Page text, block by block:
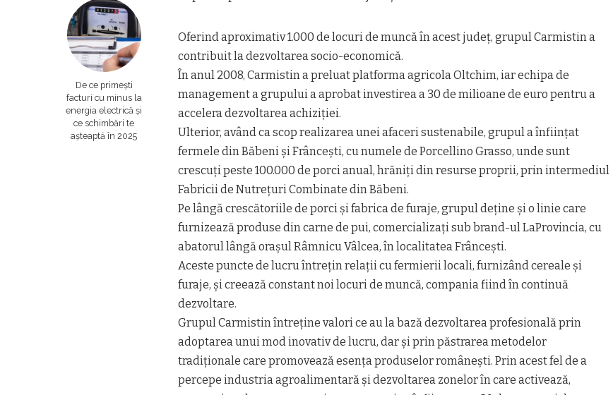
De ce primești
facturi cu minus la
energia electrică și
ce schimbări te
așteaptă în 2025
Oferind aproximativ 1.000 de locuri de muncă în acest județ, grupul Carmistin a
contribuit la dezvoltarea socio-economică.
În anul 2008, Carmistin a preluat platforma agricola Oltchim, iar echipa de
management a grupului a aprobat investirea a 30 de milioane de euro pentru a
accelera dezvoltarea achiziției.
Ulterior, având ca scop realizarea unei afaceri sustenabile, grupul a înființat
fermele din Băbeni și Frâncești, cu numele de Porcellino Grasso, unde sunt
crescuți peste 100.000 de porci anual, hrăniți din resurse proprii, prin intermediul
Fabricii de Nutrețuri Combinate din Băbeni.
Pe lângă crescătoriile de porci și fabrica de furaje, grupul deține și o linie care
furnizează produse din carne de pui, comercializați sub brand-ul LaProvincia, cu
abatorul lângă orașul Râmnicu Vâlcea, în localitatea Frâncești.
Aceste puncte de lucru întrețin relații cu fermierii locali, furnizând cereale și
furaje, și creează constant noi locuri de muncă, compania fiind în continuă
dezvoltare.
Grupul Carmistin întreține valori ce au la bază dezvoltarea profesională prin
adoptarea unui mod inovativ de lucru, dar și prin păstrarea metodelor
tradiționale care promovează esența produselor românești. Prin acest fel de a
percepe industria agroalimentară și dezvoltarea zonelor în care activează,